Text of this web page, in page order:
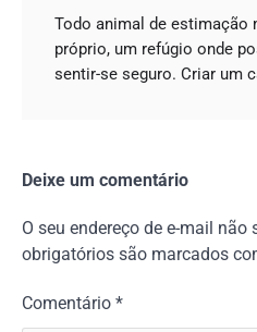
Todo animal de estimação
próprio, um refúgio onde
sentir-se seguro. Criar um
Deixe um comentário
O seu endereço de e-mail não
obrigatórios são marcados
Comentário *